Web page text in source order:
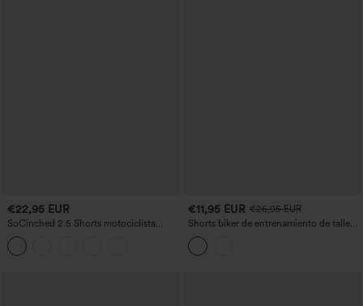
€22,95 EUR
SoCinched 2.5 Shorts motociclista
correr secado rápido fruncido controla
abdomen tiro alto
€11,95 EUR €26,95 EUR
Shorts biker de entrenamiento de talle
alto con control abdominal, estampado
de cebra, 7'' con bolsillos